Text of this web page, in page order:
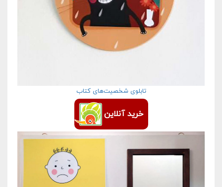
تابلوی شخصیت‌های کتاب
خرید آنلاین